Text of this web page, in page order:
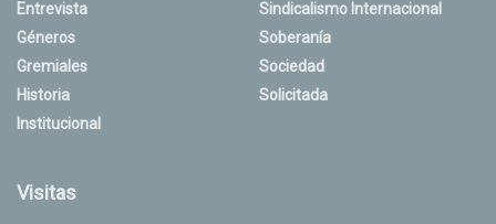
Entrevista
Géneros
Gremiales
Historia
Institucional
Sindicalismo Internacional
Soberanía
Sociedad
Solicitada
Visitas